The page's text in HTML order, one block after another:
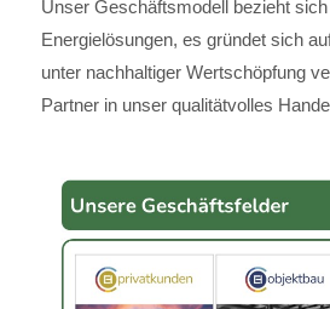
Unser Geschäftsmodell bezieht
Energielösungen, es gründet sich
unter nachhaltiger Wertschöpfung
Partner in unser qualitätvolles